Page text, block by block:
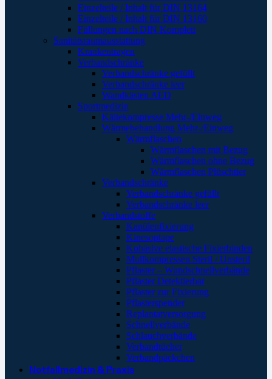
Einzelteile / Inhalt für DIN 13164
Einzelteile / Inhalt für DIN 13160
Füllungen nach DIN Komplett
Sanitätsraumausstattung
Krankentragen
Verbandschränke
Verbandschränke gefüllt
Verbandschränke leer
Wandkästen AED
Sportmedizin
Kältekompresse Mehr-/Einweg
Wärmebehandlung Mehr-/Einweg
Wärmflaschen
Wärmflaschen mit Bezug
Wärmflaschen ohne Bezug
Wärmflaschen Plüschtier
Verbandschränke
Verbandschränke gefüllt
Verbandschränke leer
Verbandstoffe
Kanülenfixierung
Kinesoptape
Kohäsive elastische Fixierbinden
Mullkompressen Steril / Unsteril
Pflaster – Wundschnellverbände
Pflaster Detektierbar
Pflaster zur Fixierung
Pflasterspender
Replantatversorgung
Schnellverbände
Schlauchverbände
Verbandtücher
Verbandpäckchen
Notfallmedizin & Praxis